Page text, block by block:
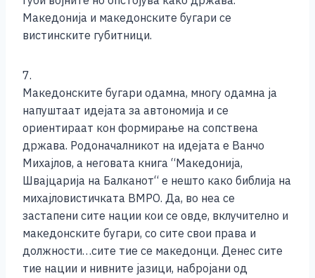
Македонија и македонските бугари се
вистинските губитници.
7.
Македонските бугари одамна, многу одамна ја
напуштаат идејата за автономија и се
ориентираат кон формирање на сопствена
држава. Родоначалникот на идејата е Ванчо
Михајлов, а неговата книга “Македонија,
Швајцарија на Балканот“ е нешто како библија на
михајловистичката ВМРО. Да, во неа се
застапени сите нации кои се овде, вклучително и
македонските бугари, со сите свои права и
должности…сите тие се македонци. Денес сите
тие нации и нивните јазици, набројани од